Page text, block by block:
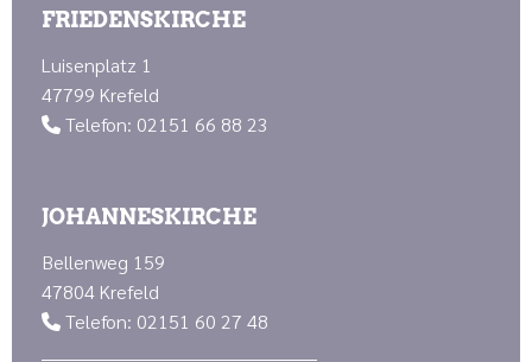
FRIEDENSKIRCHE
Luisenplatz 1
47799 Krefeld
 Telefon: 02151 66 88 23
JOHANNESKIRCHE
Bellenweg 159
47804 Krefeld
 Telefon: 02151 60 27 48